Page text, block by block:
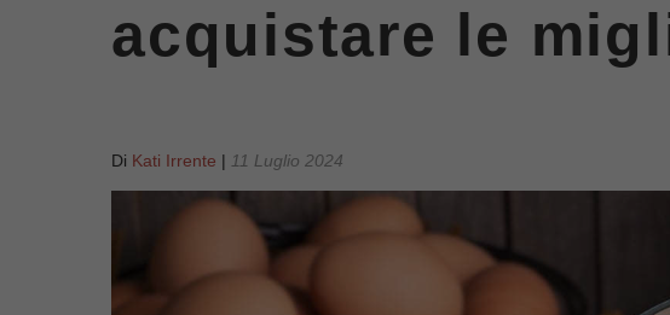
acquistare le
Di Kati Irrente | 11 Luglio 2024